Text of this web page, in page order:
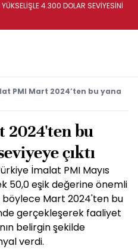
4.300 DOLAR SEVİYESİNİ
PMI Mart 2024’ten bu yana
bu
çıktı
İmalat PMI Mayıs
50,0 eşik değerine önemli
böylece Mart 2024'ten bu
gerçekleşerek faaliyet
belirgin şekilde
verdi.